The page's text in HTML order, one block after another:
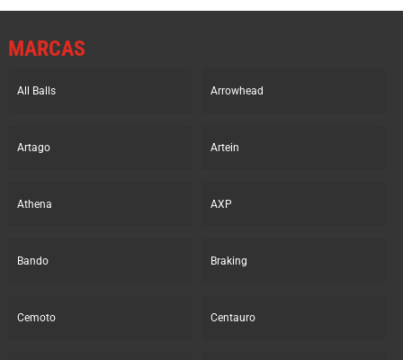
MARCAS
All Balls Arrowhead
Artago Artein
Athena AXP
Bando Braking
Cemoto Centauro